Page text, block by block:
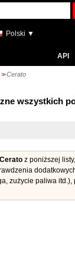
Polski ▼
API
>> Cerato
wszystkich
z poniższej
zużycie paliwa